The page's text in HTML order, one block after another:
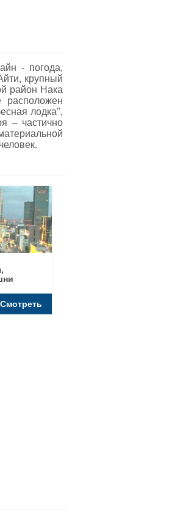
- погода,
крупный
район Нака
расположен
лодка",
– частично
Смотреть